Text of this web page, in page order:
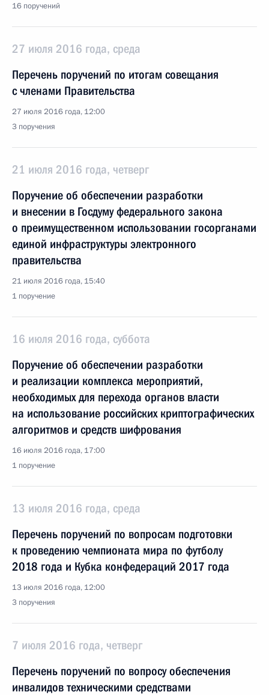
16 поручений
27 июля 2016 года, среда
Перечень поручений по итогам совещания
с членами Правительства
27 июля 2016 года, 12:00
3 поручения
21 июля 2016 года, четверг
Поручение об обеспечении разработки
и внесении в Госдуму федерального закона
о преимущественном использовании госорганами
единой инфраструктуры электронного
правительства
21 июля 2016 года, 15:40
1 поручение
16 июля 2016 года, суббота
Поручение об обеспечении разработки
и реализации комплекса мероприятий,
необходимых для перехода органов власти
на использование российских криптографических
алгоритмов и средств шифрования
16 июля 2016 года, 17:00
1 поручение
13 июля 2016 года, среда
Перечень поручений по вопросам подготовки
к проведению чемпионата мира по футболу
2018 года и Кубка конфедераций 2017 года
13 июля 2016 года, 12:00
3 поручения
7 июля 2016 года, четверг
Перечень поручений по вопросу обеспечения
инвалидов техническими средствами